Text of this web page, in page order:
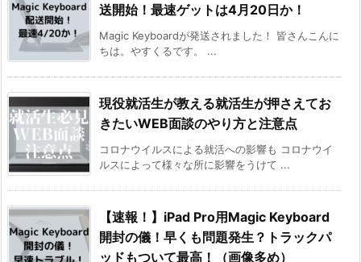
送開始！最速ゲットは4月20日か！
Magic Keyboardが発送されました！ 皆さんこんに
ちは。やすくるです。 ...
現役就活生が教える就活生が押さえてお
きたいWEB面談のやり方と注意点
コロナウイルスによる就活への影響も コロナウイ
ルスによって様々な所に影響をうけて ...
【速報！】iPad Pro用Magic Keyboard
開封の儀！早くも問題発生？トラックパ
ッドもついて最高！（画像多め）